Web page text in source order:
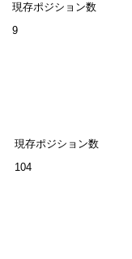
現存ポジション数
9
現存ポジション数
104